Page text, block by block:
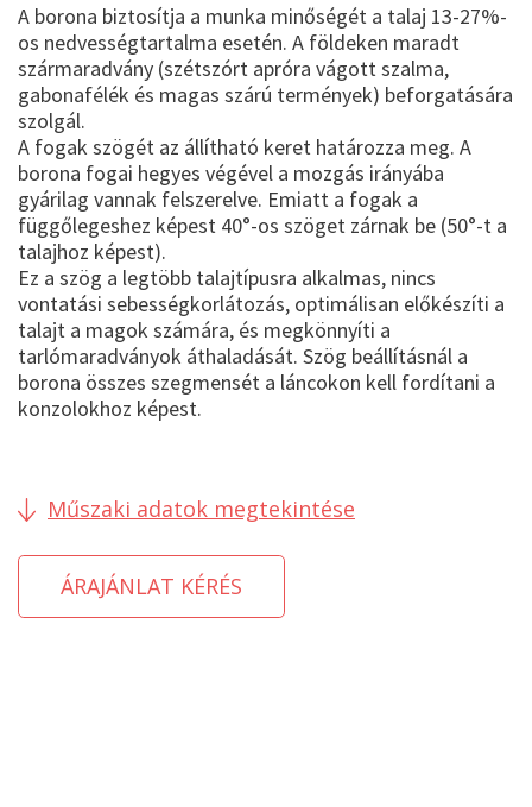
A borona biztosítja a munka minőségét a talaj 13-27%-
os nedvességtartalma esetén. A földeken maradt
szármaradvány (szétszórt apróra vágott szalma,
gabonafélék és magas szárú termények) beforgatására
szolgál.
A fogak szögét az állítható keret határozza meg. A
borona fogai hegyes végével a mozgás irányába
gyárilag vannak felszerelve. Emiatt a fogak a
függőlegeshez képest 40°-os szöget zárnak be (50°-t a
talajhoz képest).
Ez a szög a legtöbb talajtípusra alkalmas, nincs
vontatási sebességkorlátozás, optimálisan előkészíti a
talajt a magok számára, és megkönnyíti a
tarlómaradványok áthaladását. Szög beállításnál a
borona összes szegmensét a láncokon kell fordítani a
konzolokhoz képest.
Műszaki adatok megtekintése
ÁRAJÁNLAT KÉRÉS